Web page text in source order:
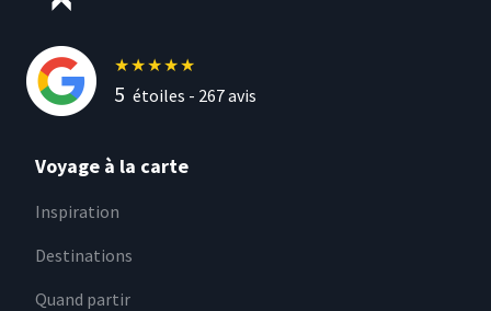
★★★★★
5 étoiles - 267avis
Voyage à la carte
Inspiration
Destinations
Quand partir